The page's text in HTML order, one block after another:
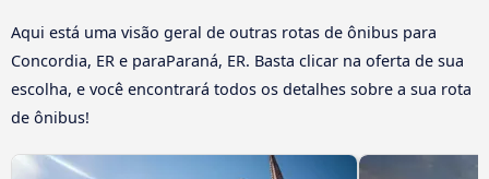
Aqui está uma visão geral de outras rotas de ônibus para
Concordia, ER e paraParaná, ER. Basta clicar na oferta de sua
escolha, e você encontrará todos os detalhes sobre a sua rota
de ônibus!